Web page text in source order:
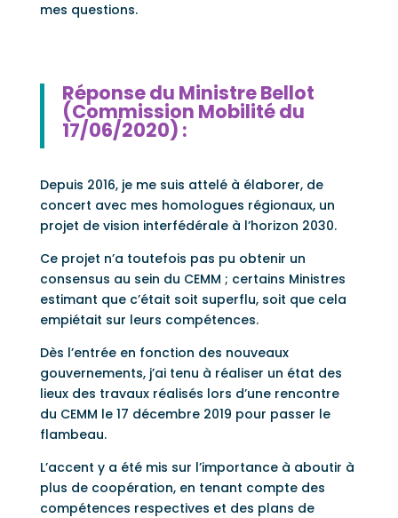
mes questions.
Réponse du Ministre Bellot
(Commission Mobilité du
17/06/2020) :
Depuis 2016, je me suis attelé à élaborer, de
concert avec mes homologues régionaux, un
projet de vision interfédérale à l’horizon 2030.
Ce projet n’a toutefois pas pu obtenir un
consensus au sein du CEMM ; certains Ministres
estimant que c’était soit superflu, soit que cela
empiétait sur leurs compétences.
Dès l’entrée en fonction des nouveaux
gouvernements, j’ai tenu à réaliser un état des
lieux des travaux réalisés lors d’une rencontre
du CEMM le 17 décembre 2019 pour passer le
flambeau.
L’accent y a été mis sur l’importance à aboutir à
plus de coopération, en tenant compte des
compétences respectives et des plans de